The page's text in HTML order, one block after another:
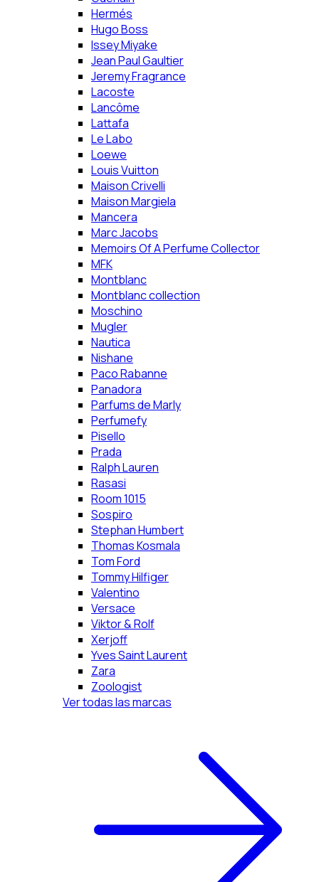
Hermés
Hugo Boss
Issey Miyake
Jean Paul Gaultier
Jeremy Fragrance
Lacoste
Lancôme
Lattafa
Le Labo
Loewe
Louis Vuitton
Maison Crivelli
Maison Margiela
Mancera
Marc Jacobs
Memoirs Of A Perfume Collector
MFK
Montblanc
Montblanc collection
Moschino
Mugler
Nautica
Nishane
Paco Rabanne
Panadora
Parfums de Marly
Perfumefy
Pisello
Prada
Ralph Lauren
Rasasi
Room 1015
Sospiro
Stephan Humbert
Thomas Kosmala
Tom Ford
Tommy Hilfiger
Valentino
Versace
Viktor & Rolf
Xerjoff
Yves Saint Laurent
Zara
Zoologist
Ver todas las marcas